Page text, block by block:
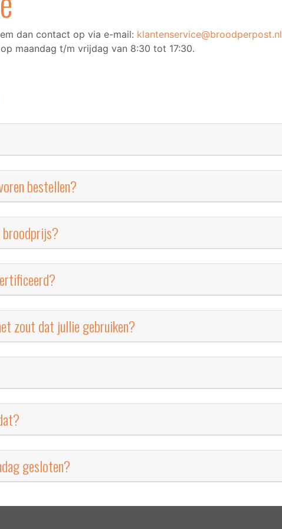
dan contact op via e-mail: klantenservice@broodperpost.nl
maandag t/m vrijdag van 8:30 tot 17:30.
bestellen?
zout dat jullie gebruiken?
gesloten?